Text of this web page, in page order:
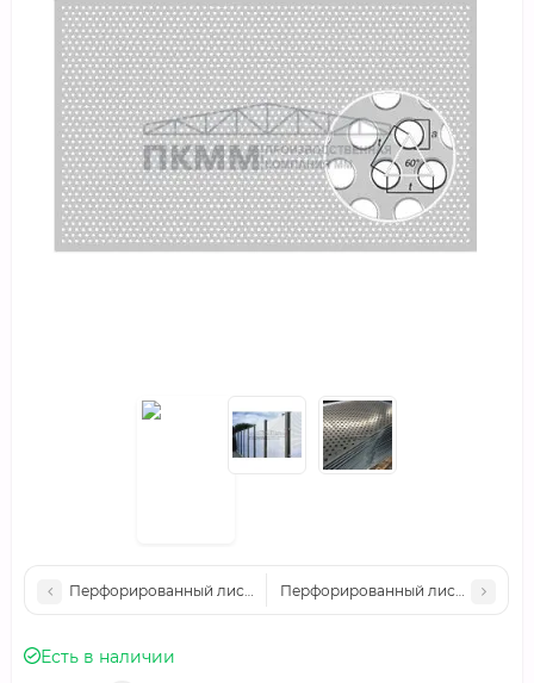
Перфорированный лист ROLLED Zn Rv 4/6 1,5/1000/2000
Перфорированный лист ROLLED
Есть в наличии